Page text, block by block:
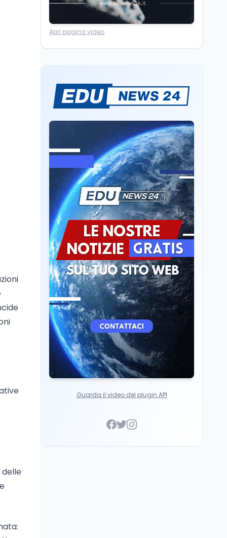
Ricerca6 ago
Un secolo di Warburg: il
Il rivelatore che 'vede' i
reattori spenti
attraverso 400 metri di
roccia
Scuola6 ago
Posizioni economiche
ATA: la matematica
degli arretrati fino a
4.150 euro
Cultura6 ago
Spesa culturale in
Lombardia da record,
ma la voragine Nord-
Sud triplica
Cultura 6 ago
Francesco Guccini si è
spento a Pàvana: addio
al Maestrone
Apri pagina video
Guarda il video del plugin API